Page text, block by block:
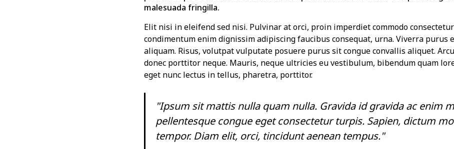
malesuada fringilla.
Elit nisi in eleifend sed nisi. Pulvinar at orci, proin imperdiet commodo
condimentum enim dignissim adipiscing faucibus consequat, urna. Viverra purus
aliquam. Risus, volutpat vulputate posuere purus sit congue convallis aliquet.
donec porttitor neque. Mauris, neque ultricies eu vestibulum, bibendum quam
eget nunc lectus in tellus, pharetra, porttitor.
"Ipsum sit mattis nulla quam nulla. Gravida id gravida ac enim
pellentesque congue eget consectetur turpis. Sapien, dictum
tempor. Diam elit, orci, tincidunt aenean tempus."